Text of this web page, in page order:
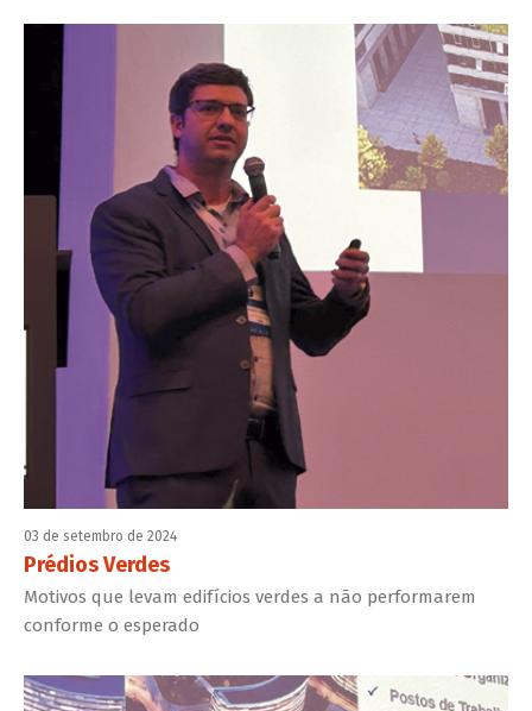
03 de setembro de 2024
Prédios Verdes
Motivos que levam edifícios verdes a não performarem
conforme o esperado